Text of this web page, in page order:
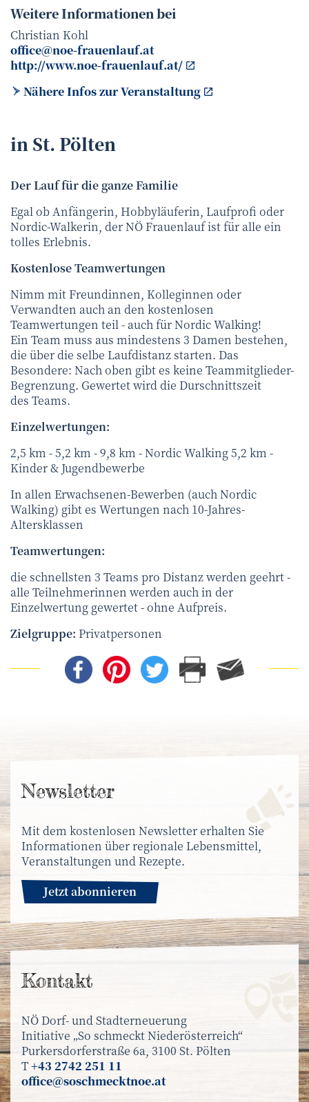
Weitere Informationen bei
Christian Kohl
office@noe-frauenlauf.at
http://www.noe-frauenlauf.at/
Nähere Infos zur Veranstaltung
in St. Pölten
Der Lauf für die ganze Familie
Egal ob Anfängerin, Hobbyläuferin, Laufprofi oder
Nordic-Walkerin, der NÖ Frauenlauf ist für alle ein
tolles Erlebnis.
Kostenlose Teamwertungen
Nimm mit Freundinnen, Kolleginnen oder
Verwandten auch an den kostenlosen
Teamwertungen teil - auch für Nordic Walking!
Ein Team muss aus mindestens 3 Damen bestehen,
die über die selbe Laufdistanz starten. Das
Besondere: Nach oben gibt es keine Teammitglieder-
Begrenzung. Gewertet wird die Durschnittszeit
des Teams.
Einzelwertungen:
2,5 km - 5,2 km - 9,8 km - Nordic Walking 5,2 km -
Kinder & Jugendbewerbe
In allen Erwachsenen-Bewerben (auch Nordic
Walking) gibt es Wertungen nach 10-Jahres-
Altersklassen
Teamwertungen:
die schnellsten 3 Teams pro Distanz werden geehrt -
alle Teilnehmerinnen werden auch in der
Einzelwertung gewertet - ohne Aufpreis.
Zielgruppe: Privatpersonen
News­letter
Mit dem kostenlosen Newsletter erhalten Sie
Informationen über regionale Lebensmittel,
Veranstaltungen und Rezepte.
Jetzt abonnieren
Kontakt
NÖ Dorf- und Stadterneuerung
Initiative „So schmeckt Niederösterreich“
Purkersdorferstraße 6a, 3100 St. Pölten
T+43 2742 251 11
office@soschmecktnoe.at